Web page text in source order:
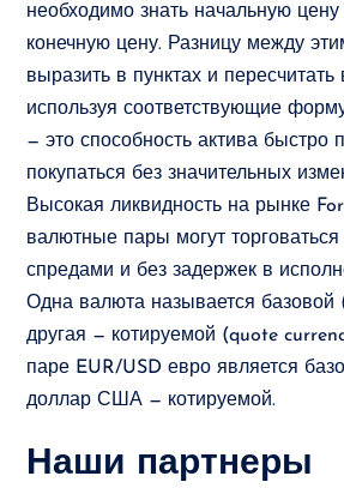
необходимо знать начальную цену
конечную цену. Разницу между
выразить в пунктах и пересчитать
используя соответствующие
— это способность актива быстро
покупаться без значительных
Высокая ликвидность на рынке
валютные пары могут
спредами и без задержек в
Одна валюта называется базовой
другая — котируемой (quote
паре EUR/USD евро является
доллар США — котируемой.
Наши партнеры